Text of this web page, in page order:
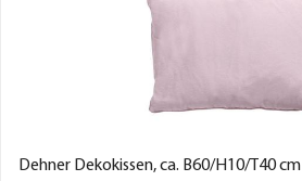
Dehner Dekokissen, ca. B60/H10/T40 cm